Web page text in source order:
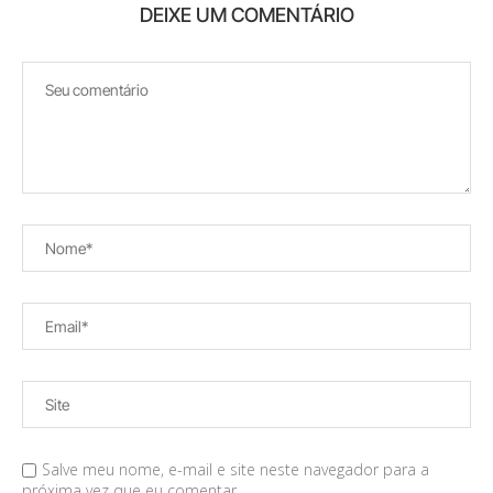
DEIXE UM COMENTÁRIO
Salve meu nome, e-mail e site neste navegador para a